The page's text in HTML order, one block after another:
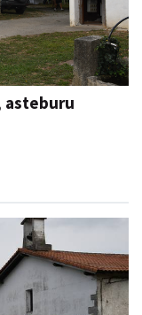
asteburu